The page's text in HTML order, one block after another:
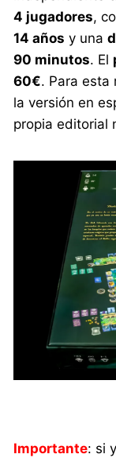
4 jugadores,
14 años y una
90 minutos. El
60€. Para esta
la versión en
propia editorial
Importante: si